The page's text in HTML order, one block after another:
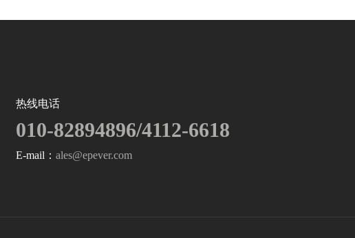
热线电话
010-82894896/4112-6618
E-mail： ales@epever.com